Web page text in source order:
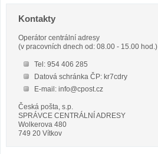
Kontakty
Operátor centrální adresy
(v pracovních dnech od: 08.00 - 15.00 hod.)
Tel: 954 406 285
Datová schránka ČP: kr7cdry
E-mail: info@cpost.cz
Česká pošta, s.p.
SPRÁVCE CENTRÁLNÍ ADRESY
Wolkerova 480
749 20 Vítkov